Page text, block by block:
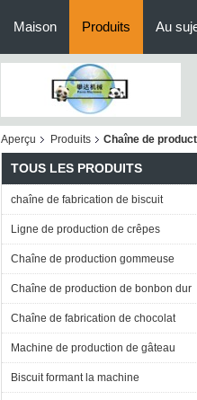
Maison Produits Au
Aperçu Produits Chaîne de
TOUS LES PRODUITS
chaîne de fabrication de biscuit
Ligne de production de crêpes
Chaîne de production gommeuse
Chaîne de production de bonbon dur
Chaîne de fabrication de chocolat
Machine de production de gâteau
Biscuit formant la machine